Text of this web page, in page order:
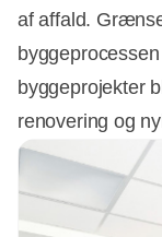
af affald.
byggeprojekter
renovering og